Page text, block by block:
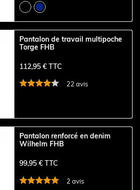
Pantalon de travail multipoche
Torge FHB
112,95 € TTC
22 avis
Pantalon renforcé en denim
Wilhelm FHB
99,95 € TTC
2 avis